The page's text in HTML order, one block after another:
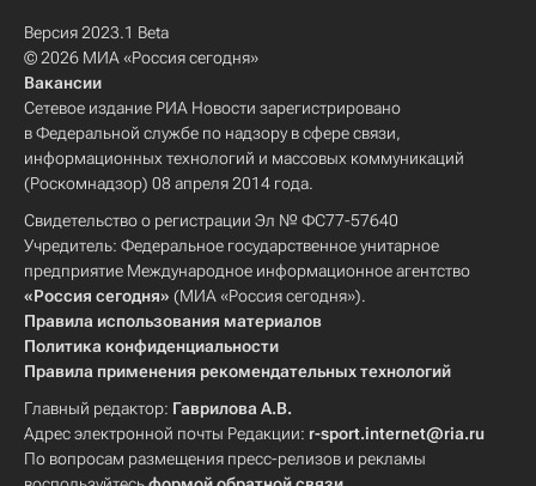
Версия 2023.1 Beta
© 2026 МИА «Россия сегодня»
Вакансии
Сетевое издание РИА Новости зарегистрировано
в Федеральной службе по надзору в сфере связи,
информационных технологий и массовых коммуникаций
(Роскомнадзор) 08 апреля 2014 года.
Свидетельство о регистрации Эл № ФС77-57640
Учредитель: Федеральное государственное унитарное
предприятие Международное информационное агентство
«Россия сегодня» (МИА «Россия сегодня»).
Правила использования материалов
Политика конфиденциальности
Правила применения рекомендательных технологий
Главный редактор: Гаврилова А.В.
Адрес электронной почты Редакции: r-sport.internet@ria.ru
По вопросам размещения пресс-релизов и рекламы